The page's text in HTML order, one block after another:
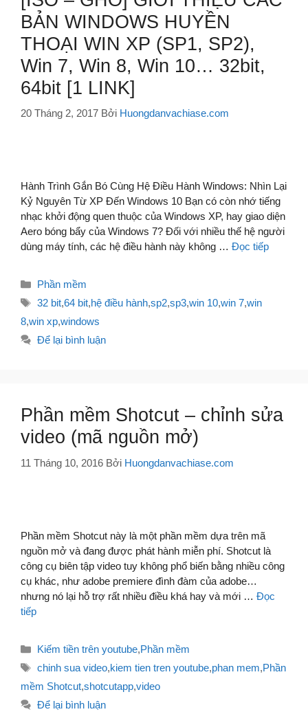
BẢN WINDOWS HUYỀN
THOẠI WIN XP (SP1, SP2),
Win 7, Win 8, Win 10… 32bit,
64bit [1 LINK]
20 Tháng 2, 2017 Bởi Huongdanvachiase.com
Hành Trình Gắn Bó Cùng Hệ Điều Hành Windows: Nhìn Lại
Kỷ Nguyên Từ XP Đến Windows 10 Bạn có còn nhớ tiếng
nhạc khởi động quen thuộc của Windows XP, hay giao diện
Aero bóng bẩy của Windows 7? Đối với nhiều thế hệ người
dùng máy tính, các hệ điều hành này không … Đọc tiếp
Danh
mục
Phần mềm
Thẻ
32 bit,64 bit,hệ điều hành,sp2,sp3,win 10,win 7,win
8,win xp,windows
Để lại bình luận
Phần mềm Shotcut – chỉnh sửa
video (mã nguồn mở)
11 Tháng 10, 2016 Bởi Huongdanvachiase.com
Phần mềm Shotcut này là một phần mềm dựa trên mã
nguồn mở và đang được phát hành miễn phí. Shotcut là
công cụ biên tập video tuy không phổ biến bằng nhiều công
cụ khác, như adobe premiere đình đàm của adobe…
nhưng nó lại hỗ trợ rất nhiều điều khá hay và mới … Đọc
tiếp
Danh
mục
Kiếm tiền trên youtube,Phần mềm
Thẻ
chinh sua video,kiem tien tren youtube,phan mem,Phần
mềm Shotcut,shotcutapp,video
Để lại bình luận